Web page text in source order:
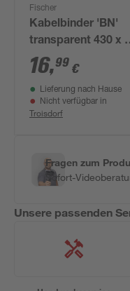
Fischer
Kabelbinder 'BN'
transparent 430 x
mm, 100 Stück
16,99 €
Lieferung nach Hause
Nicht verfügbar in
Troisdorf
Fragen zum
Sofort-
Unsere passenden